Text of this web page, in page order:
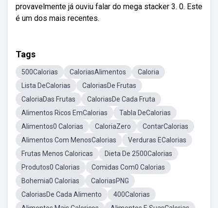
provavelmente já ouviu falar do mega stacker 3. 0. Este
é um dos mais recentes.
Tags
500Calorias CaloriasAlimentos
Caloria
Lista DeCalorias
CaloriasDe Frutas
CaloriaDas Frutas
CaloriasDe Cada Fruta
Alimentos Ricos EmCalorias
Tabla DeCalorias
Alimentos0 Calorias
CaloriaZero
ContarCalorias
Alimentos Com MenosCalorias
Verduras ECalorias
Frutas Menos Caloricas
Dieta De 2500Calorias
Produtos0 Calorias
Comidas Com0 Calorias
Bohemia0 Calorias
CaloriasPNG
CaloriasDe Cada Alimento
400Calorias